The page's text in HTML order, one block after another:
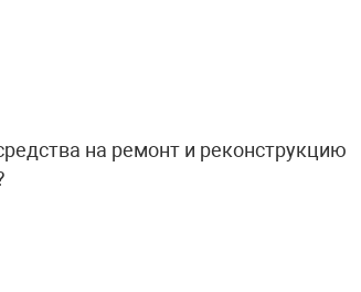
на ремонт и реконструкцию